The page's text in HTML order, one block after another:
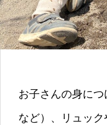
お子さんの身に
など）、リュッ